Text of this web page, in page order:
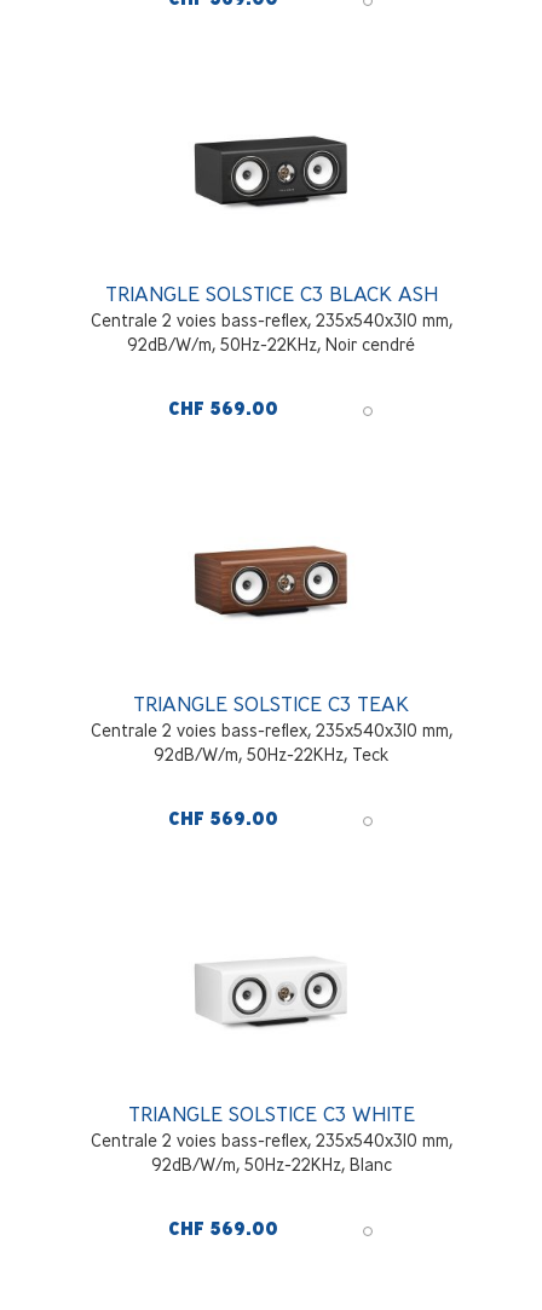
TRIANGLE SOLSTICE C3 BLACK ASH
Centrale 2 voies bass-reflex, 235x540x310 mm,
92dB/W/m, 50Hz-22KHz, Noir cendré
CHF 569.00
TRIANGLE SOLSTICE C3 TEAK
Centrale 2 voies bass-reflex, 235x540x310 mm,
92dB/W/m, 50Hz-22KHz, Teck
CHF 569.00
TRIANGLE SOLSTICE C3 WHITE
Centrale 2 voies bass-reflex, 235x540x310 mm,
92dB/W/m, 50Hz-22KHz, Blanc
CHF 569.00